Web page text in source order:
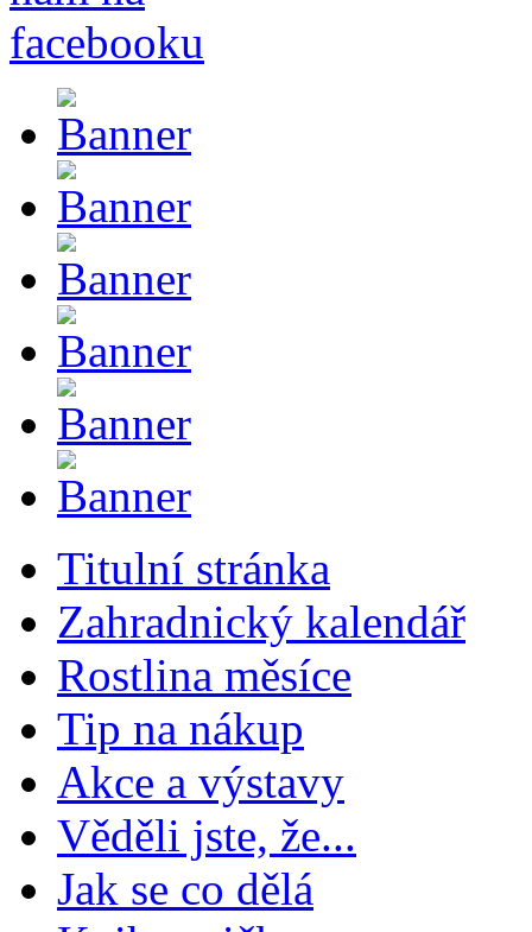
Titulní stránka
Zahradnický kalendář
Rostlina měsíce
Tip na nákup
Akce a výstavy
Věděli jste, že...
Jak se co dělá